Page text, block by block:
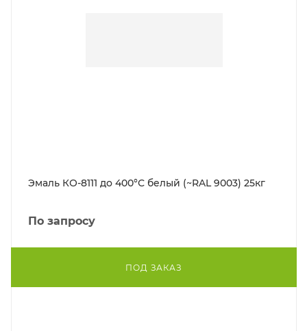
Эмаль КО-8111 до 400°С белый (~RAL 9003) 25кг
По запросу
ПОД ЗАКАЗ